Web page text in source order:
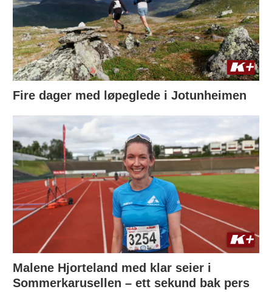
Fire dager med løpeglede i Jotunheimen
Malene Hjorteland med klar seier i
Sommerkarusellen – ett sekund bak pers